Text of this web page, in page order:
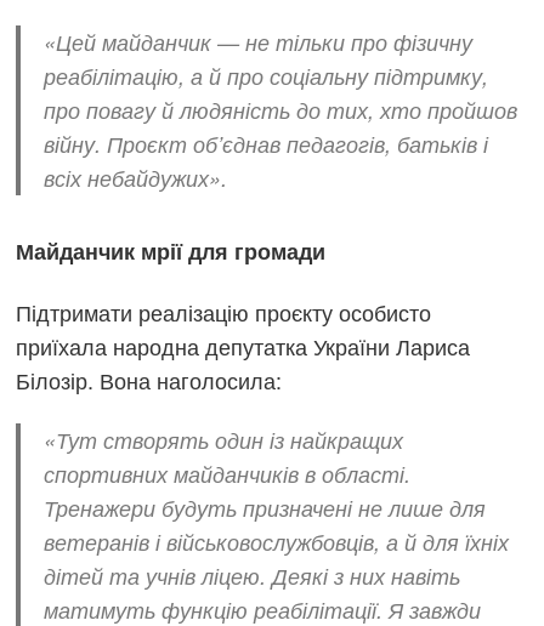
«Цей майданчик — не тільки про фізичну
реабілітацію, а й про соціальну підтримку,
про повагу й людяність до тих, хто пройшов
війну. Проєкт об’єднав педагогів, батьків і
всіх небайдужих».
Майданчик мрії для громади
Підтримати реалізацію проєкту особисто
приїхала народна депутатка України Лариса
Білозір. Вона наголосила:
«Тут створять один із найкращих
спортивних майданчиків в області.
Тренажери будуть призначені не лише для
ветеранів і військовослужбовців, а й для їхніх
дітей та учнів ліцею. Деякі з них навіть
матимуть функцію реабілітації. Я завжди